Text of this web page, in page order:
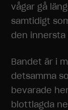
vågar gå
samtidigt
den
Bandet är i
detsamma
bevarade
blottlagda